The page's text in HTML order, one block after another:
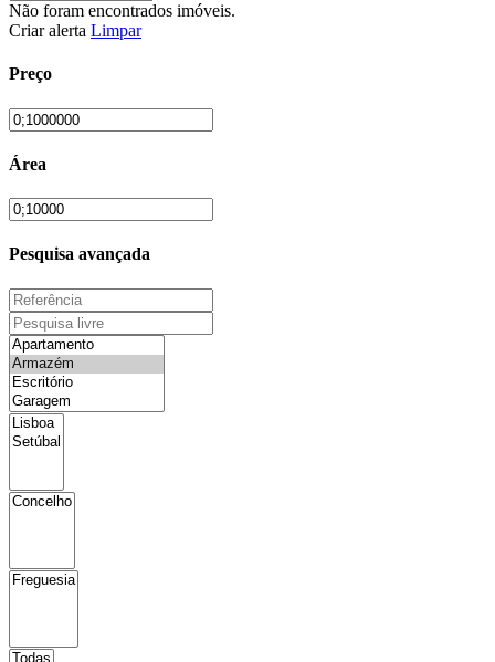
Não foram encontrados imóveis.
Criar alerta Limpar
Preço
Área
Pesquisa avançada